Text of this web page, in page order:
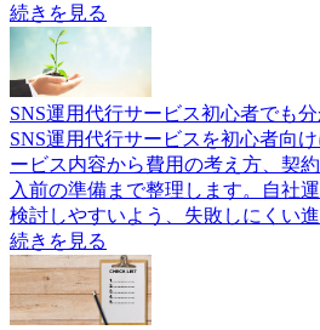
続きを見る
SNS運用代行サービス初心者でも
SNS運用代行サービスを初心者向
ービス内容から費用の考え方、契
入前の準備まで整理します。自社
検討しやすいよう、失敗しにくい
続きを見る